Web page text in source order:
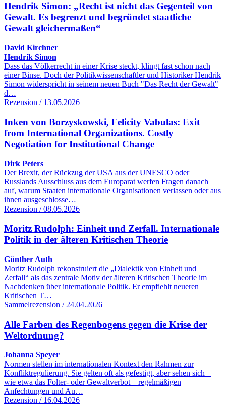
Hendrik Simon: „Recht ist nicht das Gegenteil von
Gewalt. Es begrenzt und begründet staatliche
Gewalt gleichermaßen“
David Kirchner
Hendrik Simon
Dass das Völkerrecht in einer Krise steckt, klingt fast schon nach
einer Binse. Doch der Politikwissenschaftler und Historiker Hendrik
Simon widerspricht in seinem neuen Buch "Das Recht der Gewalt"
d…
Rezension / 13.05.2026
Inken von Borzyskowski, Felicity Vabulas: Exit
from International Organizations. Costly
Negotiation for Institutional Change
Dirk Peters
Der Brexit, der Rückzug der USA aus der UNESCO oder
Russlands Ausschluss aus dem Europarat werfen Fragen danach
auf, warum Staaten internationale Organisationen verlassen oder aus
ihnen ausgeschlosse…
Rezension / 08.05.2026
Moritz Rudolph: Einheit und Zerfall. Internationale
Politik in der älteren Kritischen Theorie
Günther Auth
Moritz Rudolph rekonstruiert die „Dialektik von Einheit und
Zerfall“ als das zentrale Motiv der älteren Kritischen Theorie im
Nachdenken über internationale Politik. Er empfiehlt neueren
Kritischen T…
Sammelrezension / 24.04.2026
Alle Farben des Regenbogens gegen die Krise der
Weltordnung?
Johanna Speyer
Normen stellen im internationalen Kontext den Rahmen zur
Konfliktregulierung. Sie gelten oft als gefestigt, aber sehen sich –
wie etwa das Folter- oder Gewaltverbot – regelmäßigen
Anfechtungen und Au…
Rezension / 16.04.2026